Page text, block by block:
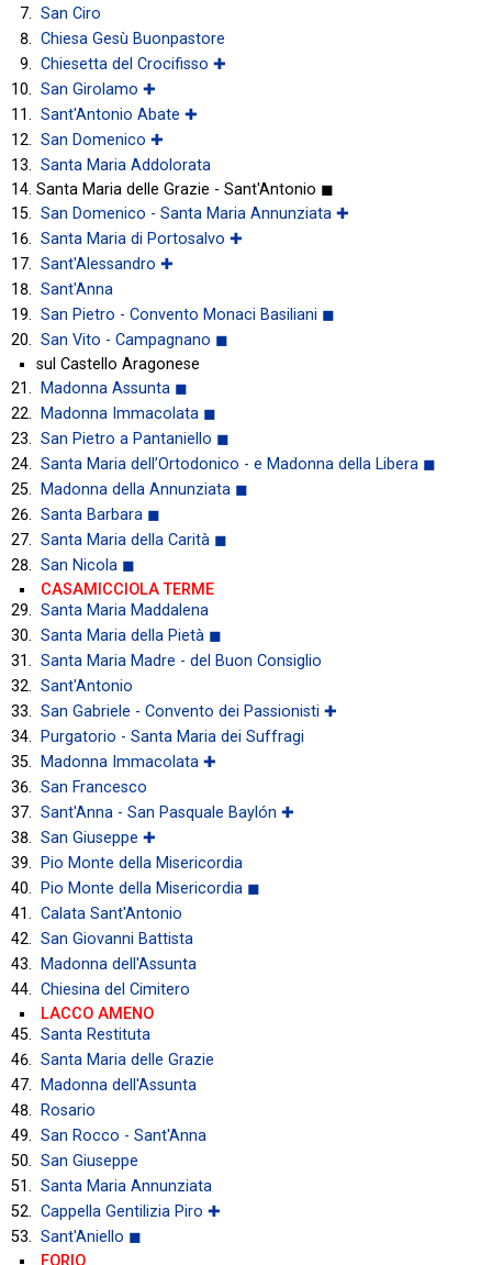
San Ciro
Chiesa Gesù Buonpastore
Chiesetta del Crocifisso ✚
San Girolamo ✚
Sant'Antonio Abate ✚
San Domenico ✚
Santa Maria Addolorata
Santa Maria delle Grazie - Sant'Antonio ◼
San Domenico - Santa Maria Annunziata ✚
Santa Maria di Portosalvo ✚
Sant'Alessandro ✚
Sant'Anna
San Pietro - Convento Monaci Basiliani ◼
San Vito - Campagnano ◼
sul Castello Aragonese
Madonna Assunta ◼
Madonna Immacolata ◼
San Pietro a Pantaniello ◼
Santa Maria dell’Ortodonico - e Madonna della Libera ◼
Madonna della Annunziata ◼
Santa Barbara ◼
Santa Maria della Carità ◼
San Nicola ◼
CASAMICCIOLA TERME
Santa Maria Maddalena
Santa Maria della Pietà ◼
Santa Maria Madre - del Buon Consiglio
Sant'Antonio
San Gabriele - Convento dei Passionisti ✚
Purgatorio - Santa Maria dei Suffragi
Madonna Immacolata ✚
San Francesco
Sant'Anna - San Pasquale Baylón ✚
San Giuseppe ✚
Pio Monte della Misericordia
Pio Monte della Misericordia ◼
Calata Sant'Antonio
San Giovanni Battista
Madonna dell'Assunta
Chiesina del Cimitero
LACCO AMENO
Santa Restituta
Santa Maria delle Grazie
Madonna dell'Assunta
Rosario
San Rocco - Sant'Anna
San Giuseppe
Santa Maria Annunziata
Cappella Gentilizia Piro ✚
Sant'Aniello ◼
FORIO